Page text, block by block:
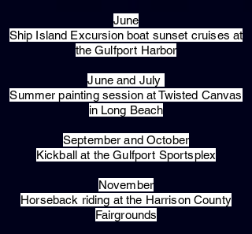
June
Ship Island Excursion boat sunset cruises at
the Gulfport Harbor
June and July
Summer painting session at Twisted Canvas
in Long Beach
September and October
Kickball at the Gulfport Sportsplex
November
Horseback riding at the Harrison County
Fairgrounds